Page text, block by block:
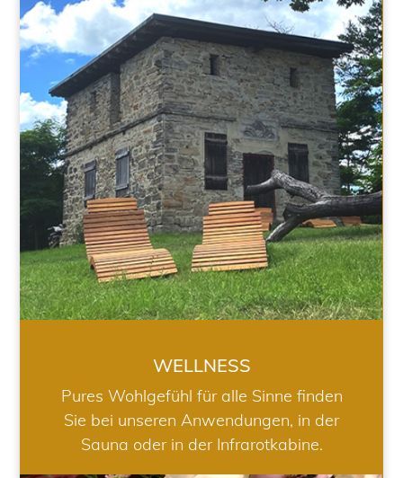
WELLNESS
WELLNESS
Pures Wohlgefühl für alle Sinne finden
Sie bei unseren Anwendungen, in der
Sauna oder in der Infrarotkabine.